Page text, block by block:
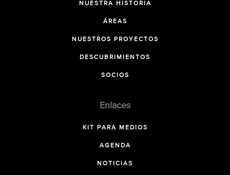
NUESTRA HISTORIA
ÁREAS
NUESTROS PROYECTOS
DESCUBRIMIENTOS
SOCIOS
Enlaces
KIT PARA MEDIOS
AGENDA
NOTICIAS